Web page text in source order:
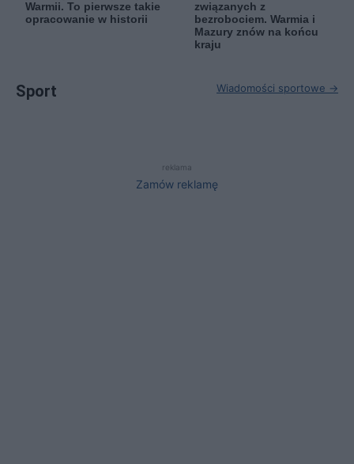
Warmii. To pierwsze takie
opracowanie w historii
związanych z
bezrobociem. Warmia i
Mazury znów na końcu
kraju
Sport Wiadomości sportowe →
reklama
Zamów reklamę